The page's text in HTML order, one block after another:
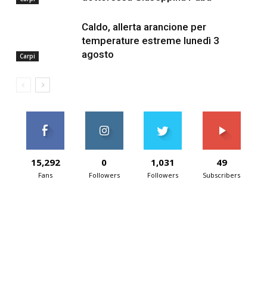
Carpi
Caldo, allerta arancione per
temperature estreme lunedì 3
agosto
15,292
Fans
0
Followers
1,031
Followers
49
Subscribers